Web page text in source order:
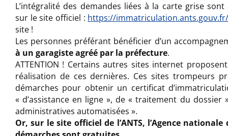
L’intégralité des demandes liées à la carte grise
sur le site officiel : https://
site !
Les personnes préférant bénéficier d’un
à un garagiste agréé par la préfecture.
ATTENTION ! Certains autres sites internet
réalisation de ces dernières. Ces sites trompeurs
démarches pour obtenir un certificat
« d’assistance en ligne », de « traitement du dossier
administratives automatisées ».
Or, sur le site officiel de l’ANTS, l’Agence